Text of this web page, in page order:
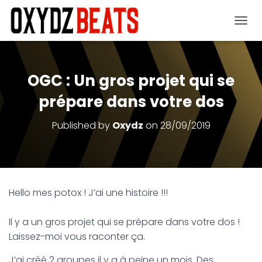
OGC : Un gros projet qui se
prépare dans votre dos
Published by Oxydz on28/09/2019
Hello mes potox ! J’ai une histoire !!!
Il y a un gros projet qui se prépare dans votre dos !
Laissez-moi vous raconter ça.